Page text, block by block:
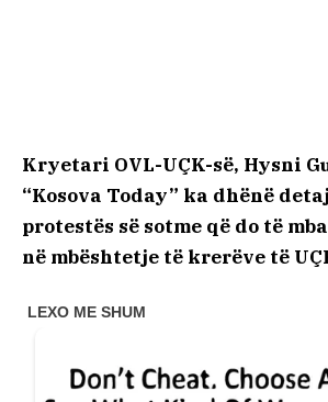
Kryetari OVL-UÇK-së, Hysni
“Kosova Today” ka dhënë
protestës së sotme që do të
në mbështetje të krerëve të